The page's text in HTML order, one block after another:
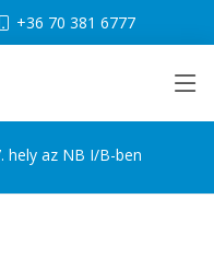
+36 70 381 6777
hely az NB I/B-ben